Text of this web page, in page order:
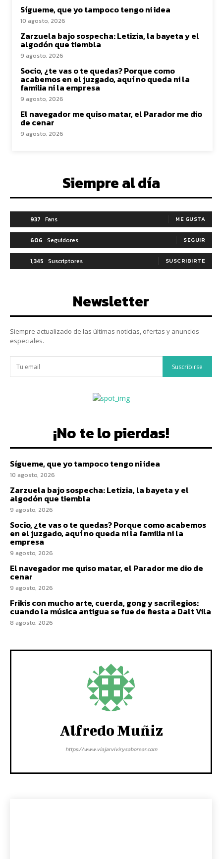
Sígueme, que yo tampoco tengo ni idea
10 agosto, 2026
Zarzuela bajo sospecha: Letizia, la bayeta y el
algodón que tiembla
9 agosto, 2026
Socio, ¿te vas o te quedas? Porque como
acabemos en el juzgado, aquí no queda ni la
familia ni la empresa
9 agosto, 2026
El navegador me quiso matar, el Parador me dio
de cenar
9 agosto, 2026
Siempre al día
937 Fans ME GUSTA
606 Seguidores SEGUIR
1,345 Suscriptores SUSCRIBIRTE
Newsletter
Siempre actualizado de las últimas noticias, ofertas y anuncios
especiales.
Suscribirse
¡No te lo pierdas!
Sígueme, que yo tampoco tengo ni idea
10 agosto, 2026
Zarzuela bajo sospecha: Letizia, la bayeta y el
algodón que tiembla
9 agosto, 2026
Socio, ¿te vas o te quedas? Porque como acabemos
en el juzgado, aquí no queda ni la familia ni la
empresa
9 agosto, 2026
El navegador me quiso matar, el Parador me dio de
cenar
9 agosto, 2026
Frikis con mucho arte, cuerda, gong y sacrilegios:
cuando la música antigua se fue de fiesta a Dalt Vila
8 agosto, 2026
Alfredo Muñiz
https://www.viajarvivirysaborear.com